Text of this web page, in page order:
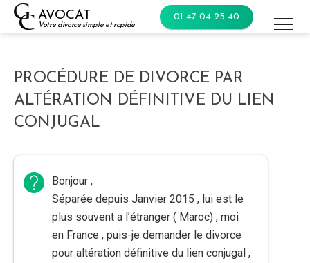
Skip
AVOCAT
Votre divorce simple et rapide
01 47 04 25 40
PROCÉDURE DE DIVORCE PAR
ALTÉRATION DÉFINITIVE DU LIEN
CONJUGAL
Bonjour ,
Séparée depuis Janvier 2015 , lui est le
plus souvent a l’étranger ( Maroc) , moi
en France , puis-je demander le divorce
pour altération définitive du lien conjugal ,